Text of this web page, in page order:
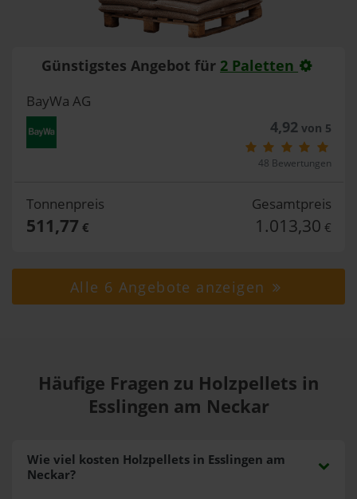
Günstigstes Angebot für 2 Paletten
BayWa AG
4,92von 5
48 Bewertungen
Tonnenpreis
511,77 €
Gesamtpreis
1.013,30 €
Alle 6 Angebote anzeigen
Häufige Fragen zu Holzpellets in
Esslingen am Neckar
Wie viel kosten Holzpellets in Esslingen am
Neckar?